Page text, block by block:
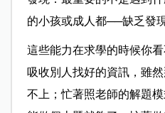
的小孩或成人都──缺乏發
這些能力在求學的時候你
吸收別人找好的資訊，雖
不上；忙著照老師的解題